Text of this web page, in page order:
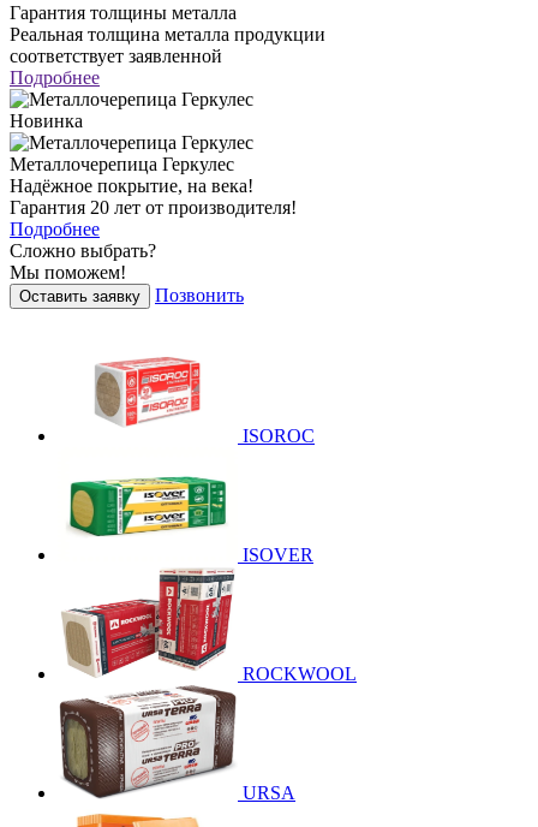
Гарантия толщины металла
Реальная толщина металла продукции
соответствует заявленной
Подробнее
Новинка
Металлочерепица Геркулес
Надёжное покрытие, на века!
Гарантия 20 лет от производителя!
Подробнее
Сложно выбрать?
Мы поможем!
Оставить заявку Позвонить
ISOROC
ISOVER
ROCKWOOL
URSA